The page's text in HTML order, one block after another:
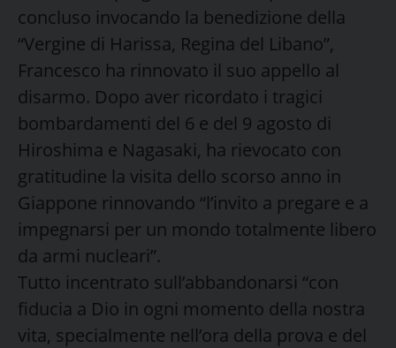
concluso invocando la benedizione della
“Vergine di Harissa, Regina del Libano”,
Francesco ha rinnovato il suo appello al
disarmo. Dopo aver ricordato i tragici
bombardamenti del 6 e del 9 agosto di
Hiroshima e Nagasaki, ha rievocato con
gratitudine la visita dello scorso anno in
Giappone rinnovando “l’invito a pregare e a
impegnarsi per un mondo totalmente libero
da armi nucleari”.
Tutto incentrato sull’abbandonarsi “con
fiducia a Dio in ogni momento della nostra
vita, specialmente nell’ora della prova e del